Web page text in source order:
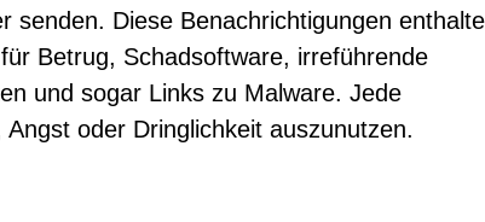
senden. Diese Benachrichtigungen
Betrug, Schadsoftware, irreführende
und sogar Links zu Malware. Jede
oder Dringlichkeit auszunutzen.